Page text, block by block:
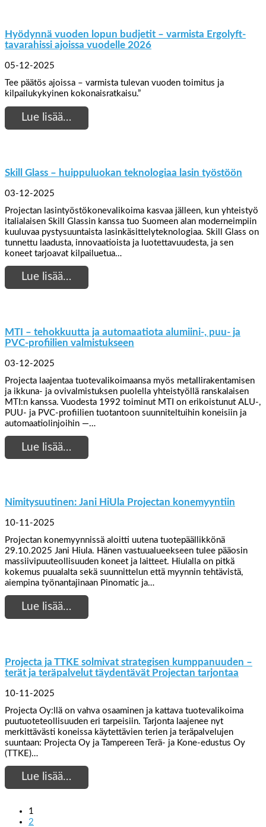
Hyödynnä vuoden lopun budjetit – varmista Ergolyft-
tavarahissi ajoissa vuodelle 2026
05-12-2025
Tee päätös ajoissa – varmista tulevan vuoden toimitus ja
kilpailukykyinen kokonaisratkaisu.”
Lue lisää…
Skill Glass – huippuluokan teknologiaa lasin työstöön
03-12-2025
Projectan lasintyöstökonevalikoima kasvaa jälleen, kun yhteistyö
italialaisen Skill Glassin kanssa tuo Suomeen alan moderneimpiin
kuuluvaa pystysuuntaista lasinkäsittelyteknologiaa. Skill Glass on
tunnettu laadusta, innovaatioista ja luotettavuudesta, ja sen
koneet tarjoavat kilpailuetua…
Lue lisää…
MTI – tehokkuutta ja automaatiota alumiini-, puu- ja
PVC-profiilien valmistukseen
03-12-2025
Projecta laajentaa tuotevalikoimaansa myös metallirakentamisen
ja ikkuna- ja ovivalmistuksen puolella yhteistyöllä ranskalaisen
MTI:n kanssa. Vuodesta 1992 toiminut MTI on erikoistunut ALU-,
PUU- ja PVC-profiilien tuotantoon suunniteltuihin koneisiin ja
automaatiolinjoihin —…
Lue lisää…
Nimitysuutinen: Jani HiUla Projectan konemyyntiin
10-11-2025
Projectan konemyynnissä aloitti uutena tuotepäällikkönä
29.10.2025 Jani Hiula. Hänen vastuualueekseen tulee pääosin
massiivipuuteollisuuden koneet ja laitteet. Hiulalla on pitkä
kokemus puualalta sekä suunnittelun että myynnin tehtävistä,
aiempina työnantajinaan Pinomatic ja…
Lue lisää…
Projecta ja TTKE solmivat strategisen kumppanuuden –
terät ja teräpalvelut täydentävät Projectan tarjontaa
10-11-2025
Projecta Oy:llä on vahva osaaminen ja kattava tuotevalikoima
puutuoteteollisuuden eri tarpeisiin. Tarjonta laajenee nyt
merkittävästi koneissa käytettävien terien ja teräpalvelujen
suuntaan: Projecta Oy ja Tampereen Terä- ja Kone-edustus Oy
(TTKE)…
Lue lisää…
1
2